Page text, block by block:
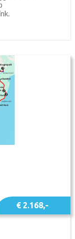
te maken.
dat u zich kunt
natuur
voor u.
en maak de
€ 2.168,-